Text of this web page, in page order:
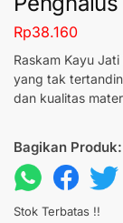
Rp38.160
Raskam Kayu
yang tak
dan kualitas
Bagikan Produk:
Stok Terbatas !!